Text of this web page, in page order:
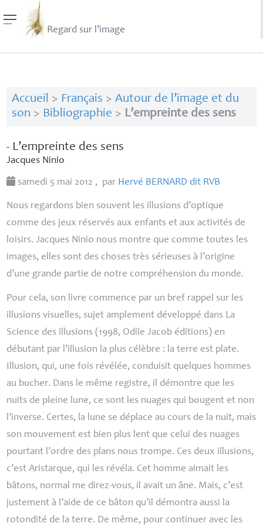
Regard sur l’image
Accueil > Français > Autour de l’image et du
son > Bibliographie > L’empreinte des sens
- L’empreinte des sens
Jacques Ninio
samedi 5 mai 2012 , par Hervé BERNARD dit RVB
Nous regardons bien souvent les illusions d’optique
comme des jeux réservés aux enfants et aux activités de
loisirs. Jacques Ninio nous montre que comme toutes les
images, elles sont des choses très sérieuses à l’origine
d’une grande partie de notre compréhension du monde.
Pour cela, son livre commence par un bref rappel sur les
illusions visuelles, sujet amplement développé dans La
Science des illusions (1998, Odile Jacob éditions) en
débutant par l’illusion la plus célèbre : la terre est plate.
Illusion, qui, une fois révélée, conduisit quelques hommes
au bucher. Dans le même registre, il démontre que les
nuits de pleine lune, ce sont les nuages qui bougent et non
l’inverse. Certes, la lune se déplace au cours de la nuit, mais
son mouvement est bien plus lent que celui des nuages
pourtant l’ordre des plans nous trompe. Ces deux illusions,
c’est Aristarque, qui les révéla. Cet homme aimait les
bâtons, normal me direz-vous, il avait un âne. Mais, c’est
justement à l’aide de ce bâton qu’il démontra aussi la
rotondité de la terre. De même, pour continuer avec les